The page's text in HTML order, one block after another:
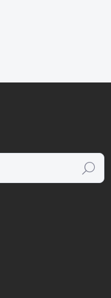
Hľadať